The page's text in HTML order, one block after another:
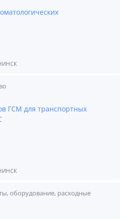
ГСМ для транспортных
оборудование, расходные